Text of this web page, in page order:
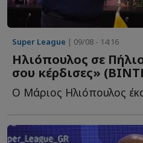
Super League | 09/08 - 14:16
Ηλιόπουλος σε
σου κέρδισες»